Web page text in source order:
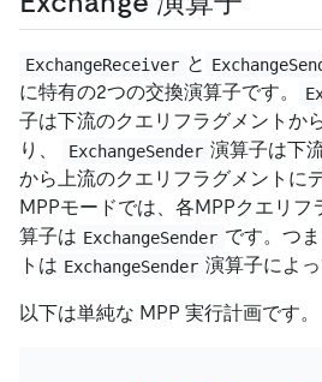
ExchangeReceiver と
に特有の2つの交換演算子です。
子は下流のクエリフラグメントか
り、
ExchangeSender 演算子は下
から上流のクエリフラグメントに
MPPモードでは、各MPPクエリ
算子は ExchangeSender です。つ
トは ExchangeSender 演算子によっ
以下は単純な MPP 実行計画です。